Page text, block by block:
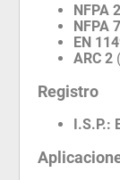
NFPA
NFPA
EN
ARC 2
Registro
I.S.P.: